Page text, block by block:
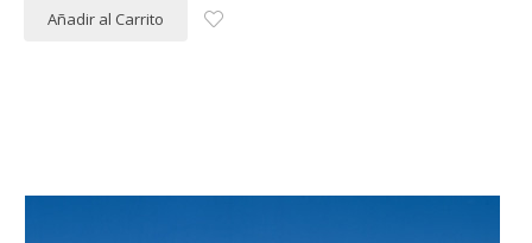
Añadir al Carrito